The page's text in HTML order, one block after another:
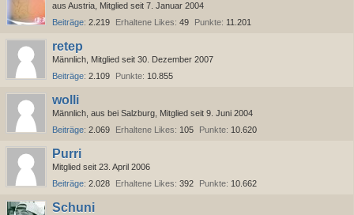
aus Austria Mitglied seit 7. Januar 2004
Beiträge 2.219 Erhaltene Likes 49 Punkte 11.201
retep
Männlich Mitglied seit 30. Dezember 2007
Beiträge 2.109 Punkte 10.855
wolli
Männlich aus bei Salzburg Mitglied seit 9. Juni 2004
Beiträge 2.069 Erhaltene Likes 105 Punkte 10.620
Purri
Mitglied seit 23. April 2006
Beiträge 2.028 Erhaltene Likes 392 Punkte 10.662
Schuni